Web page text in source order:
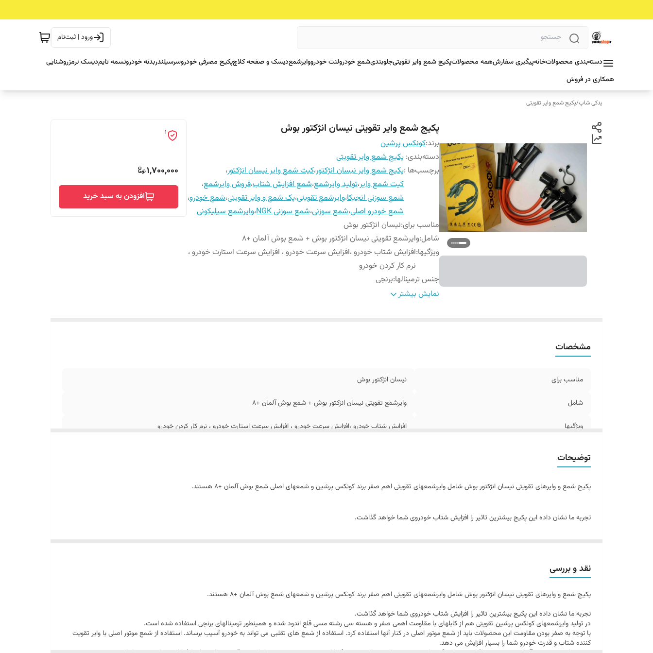
ورود | ثبت‌نام
دسته‌بندی محصولاتخانهپیگیری سفارشهمه محصولاتپکیج شمع وایر تقویتیجلوبندیشمع خودرولنت خودرووایرشمعدیسک و صفحه کلاچپکیج مصرفی خودروسرسیلندربدنه خودروتسمه تایمدیسک ترمزروشنایی
همکاری در فروش
یدکی شاپ/پکیج شمع وایر تقویتی
پکیج شمع وایر تقویتی نیسان انژکتور بوش
برند:کونکس پرشین
دسته‌بندی: پکیج شمع وایر تقویتی
برچسب‌ها :پکیج شمع وایر نیسان انژکتور،کیت شمع وایر نیسان انژکتور،
کیت شمع وایر،تولید وایرشمع،شمع افزایش شتاب،فروش وایرشمع،
شمع سوزنی انجیکا،وایرشمع تقویتی،پک شمع و وایر تقویتی،شمع خودرو،
شمع خودرو اصلی،شمع سوزنی،شمع سوزنی NGK ،وایرشمع سیلیکونی
مناسب برای:نیسان انژکتور بوش
شامل:وایرشمع تقویتی نیسان انژکتور بوش + شمع بوش آلمان +8
ویژگیها:افزایش شتاب خودرو ،افزایش سرعت خودرو ، افزایش سرعت استارت خودرو ،
نرم کار کردن خودرو
جنس ترمینالها:برنجی
کابل:سیلیکونی با مغزی سی رشته مسی اهم صفر
نمایش بیشتر
1
1,700,000
افزودن به سبد خرید
مشخصات
مناسب برای نیسان انژکتور بوش
شامل وایرشمع تقویتی نیسان انژکتور بوش + شمع بوش آلمان +8
ویژگیها افزایش شتاب خودرو ،افزایش سرعت خودرو ، افزایش سرعت استارت خودرو ، نرم کار کردن خودرو
توضیحات
پکیج شمع و وایرهای تقویتی نیسان انژکتور بوش شامل وایرشمعهای تقویتی اهم صفر برند کونکس پرشین و شمعهای اصلی شمع بوش آلمان +8 هستند.
تجربه ما نشان داده این پکیج بیشترین تاثیر را افزایش شتاب خودروی شما خواهد گذاشت.
کننده شتاب و قدرت خودرو شما را بسیار افزایش می دهد.
شمع های شمع بوش آلمان +8 اصلی به جهت افزایش شتاب (استفاده در خودروهای مسابقه و ریس) دارا بودن: عمر مفید ۵۰٫۰۰۰ کیلومتر و قیمت مناسب از طرفداران بسیاری برخوردار است.
برخی مزایای استفاده از پکیج شمع و وایرهای تقویتی نیسان انژکتور بوش به شرح زیر است:
افزایش شتاب خودرو
افزایش سرعت خودر
افزایش سرعت استارت خودرو
نقد و بررسی
پکیج شمع و وایرهای تقویتی نیسان انژکتور بوش شامل وایرشمعهای تقویتی اهم صفر برند کونکس پرشین و شمعهای شمع بوش آلمان +8 هستند.
تجربه ما نشان داده این پکیج بیشترین تاثیر را افزایش شتاب خودروی شما خواهد گذاشت.
در تولید وایرشمعهای کونکس پرشین تقویتی هم از کابلهای با مقاومت اهمی صفر و هسته سی رشته مسی قلع اندود شده و همینطور ترمینالهای برنجی استفاده شده است.
با توجه به صفر بودن مقاومت این محصولات باید از شمع موتور اصلی در کنار آنها استفاده کرد. استفاده از شمع های تقلبی می تواند به خودرو آسیب برساند. استفاده از شمع موتور اصلی با وایر تقویت
کننده شتاب و قدرت خودرو شما را بسیار افزایش می دهد.